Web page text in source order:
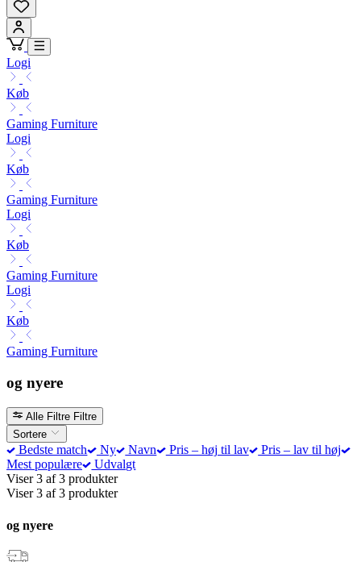
Logi
Køb
Gaming Furniture
Logi
Køb
Gaming Furniture
Logi
Køb
Gaming Furniture
Logi
Køb
Gaming Furniture
og nyere
Alle Filtre Filtre
Sortere
Bedste match Ny Navn Pris – høj til lav
Pris – lav til høj
Mest populære
Udvalgt
Viser 3 af 3 produkter
Viser 3 af 3 produkter
og nyere